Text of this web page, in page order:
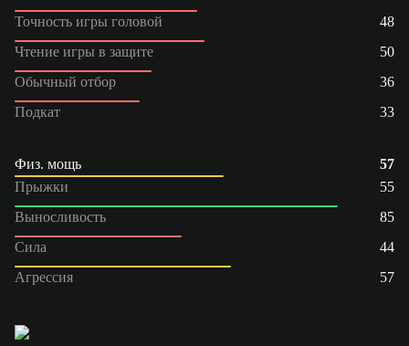
Точность игры головой
48
Чтение игры в защите
50
Обычный отбор
36
Подкат
33
Физ. мощь
57
Прыжки
55
Выносливость
85
Сила
44
Агрессия
57